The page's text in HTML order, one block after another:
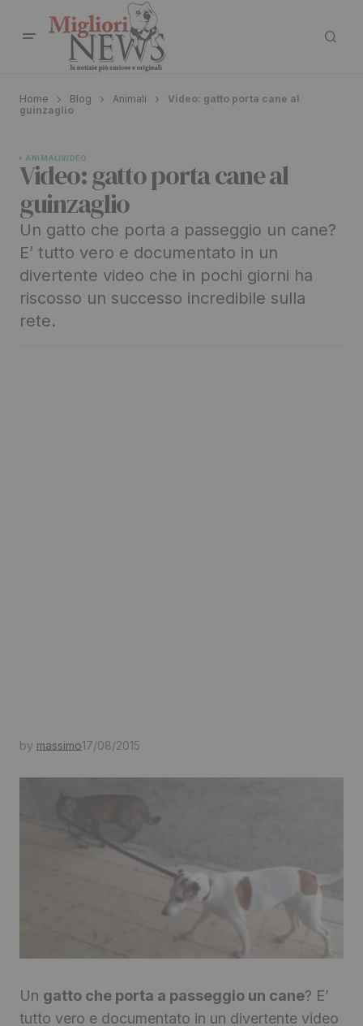
Home Blog Animali
Video: gatto porta cane al
guinzaglio
ANIMALIVIDEO
Video: gatto porta cane al
guinzaglio
Un gatto che porta a passeggio un cane?
E’ tutto vero e documentato in un
divertente video che in pochi giorni ha
riscosso un successo incredibile sulla
rete.
by massimo17/08/2015
Un gatto che porta a passeggio un cane? E’
tutto vero e documentato in un divertente video